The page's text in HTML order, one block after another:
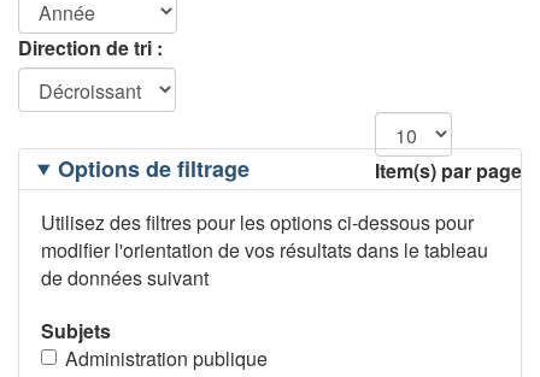
Direction de tri :
Item(s) par page
Filtrage
desOptions de filtrage
Utilisez des filtres pour les options ci-dessous pour
modifier l'orientation de vos résultats dans le tableau
de données suivant
Subjets
Administration publique